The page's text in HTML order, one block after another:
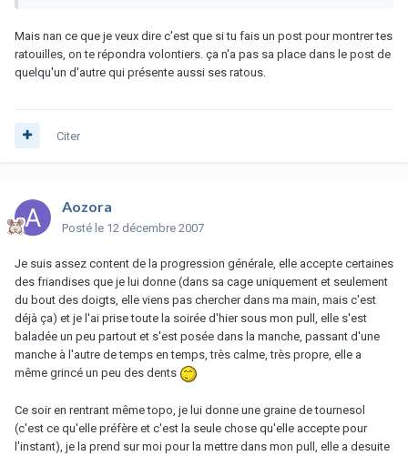
Mais nan ce que je veux dire c'est que si tu fais un post pour montrer tes
ratouilles, on te répondra volontiers. ça n'a pas sa place dans le post de
quelqu'un d'autre qui présente aussi ses ratous.
Citer
Aozora
Posté le 12 décembre 2007
Je suis assez content de la progression générale, elle accepte certaines
des friandises que je lui donne (dans sa cage uniquement et seulement
du bout des doigts, elle viens pas chercher dans ma main, mais c'est
déjà ça) et je l'ai prise toute la soirée d'hier sous mon pull, elle s'est
baladée un peu partout et s'est posée dans la manche, passant d'une
manche à l'autre de temps en temps, très calme, très propre, elle a
même grincé un peu des dents
Ce soir en rentrant même topo, je lui donne une graine de tournesol
(c'est ce qu'elle préfère et c'est la seule chose qu'elle accepte pour
l'instant), je la prend sur moi pour la mettre dans mon pull, elle a desuite